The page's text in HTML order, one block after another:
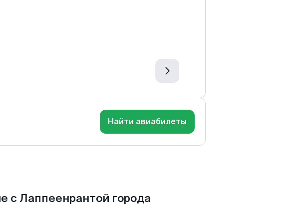
Найти авиабилеты
с Лаппеенрантой города